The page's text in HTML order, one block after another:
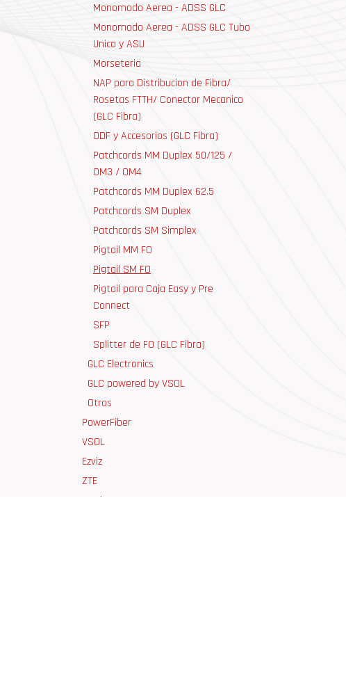
Monomodo Aerea - ADSS GLC
Monomodo Aerea - ADSS GLC Tubo
Unico y ASU
Morseteria
NAP para Distribucion de Fibra/
Rosetas FTTH/ Conector Mecanico
(GLC Fibra)
ODF y Accesorios (GLC Fibra)
Patchcords MM Duplex 50/125 /
OM3 / OM4
Patchcords MM Duplex 62.5
Patchcords SM Duplex
Patchcords SM Simplex
Pigtail MM FO
Pigtail SM FO
Pigtail para Caja Easy y Pre
Connect
SFP
Splitter de FO (GLC Fibra)
GLC Electronics
GLC powered by VSOL
Otros
PowerFiber
VSOL
Ezviz
ZTE
RF Elements